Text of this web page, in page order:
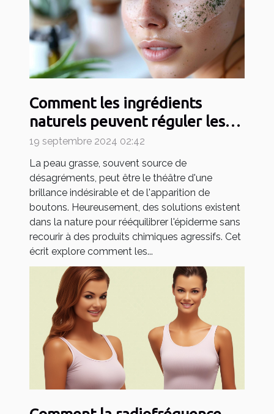
Comment les ingrédients
naturels peuvent réguler les
peaux grasses
19 septembre 2024 02:42
La peau grasse, souvent source de
désagréments, peut être le théâtre d'une
brillance indésirable et de l'apparition de
boutons. Heureusement, des solutions existent
dans la nature pour rééquilibrer l'épiderme sans
recourir à des produits chimiques agressifs. Cet
écrit explore comment les...